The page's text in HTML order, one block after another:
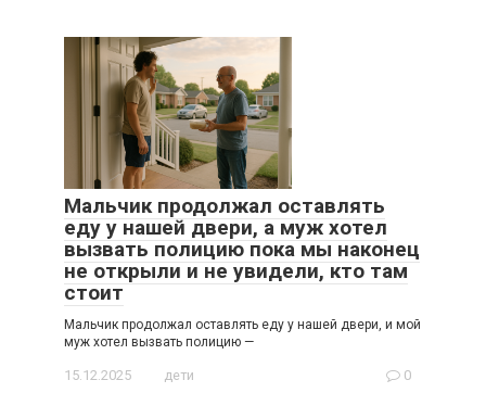
Мальчик продолжал оставлять
еду у нашей двери, а муж хотел
вызвать полицию пока мы наконец
не открыли и не увидели, кто там
стоит
Мальчик продолжал оставлять еду у нашей двери, и мой
муж хотел вызвать полицию —
15.12.2025 дети 0